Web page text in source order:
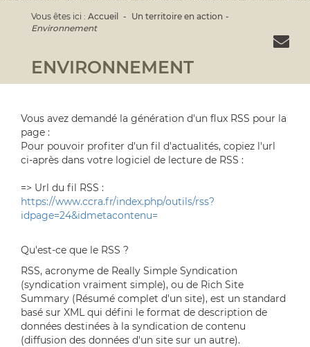
Vous êtes ici : Accueil
Un territoire en action
Environnement
ENVIRONNEMENT
Vous avez demandé la génération d'un flux RSS pour la
page :
Pour pouvoir profiter d'un fil d'actualités, copiez l'url
ci-après dans votre logiciel de lecture de RSS :
=> Url du fil RSS :
https://www.ccra.fr/index.php/outils/rss?
idpage=24&idmetacontenu=
Qu'est-ce que le RSS ?
RSS, acronyme de Really Simple Syndication
(syndication vraiment simple), ou de Rich Site
Summary (Résumé complet d'un site), est un standard
basé sur XML qui défini le format de description de
données destinées à la syndication de contenu
(diffusion des données d'un site sur un autre).